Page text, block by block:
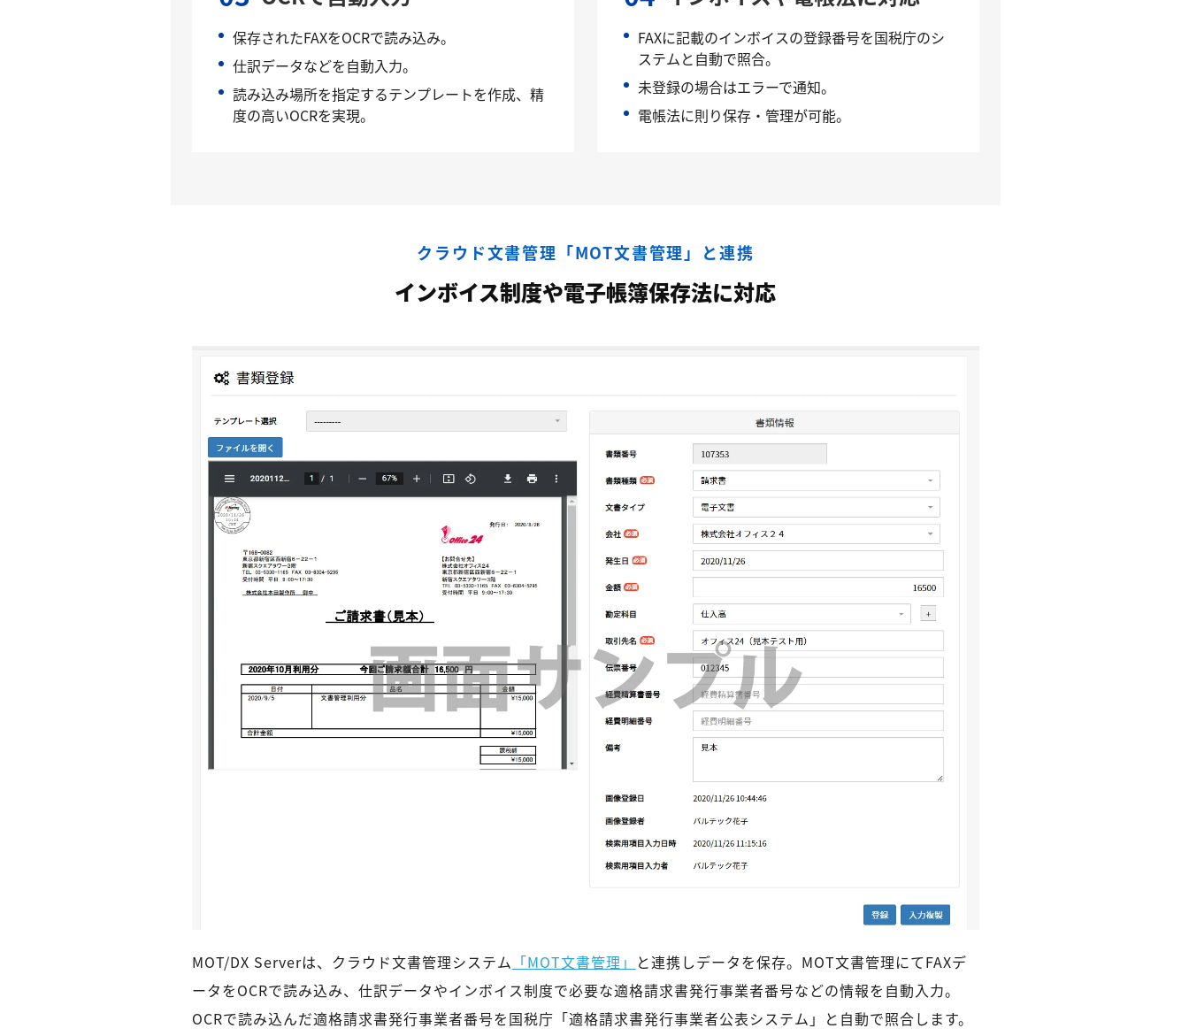
保存されたFAXをOCRで読み込み。
仕訳データなどを自動入力。
読み込み場所を指定するテンプレートを作成、精
度の高いOCRを実現。
FAXに記載のインボイスの登録番号を国税庁のシ
ステムと自動で照合。
未登録の場合はエラーで通知。
電帳法に則り保存・管理が可能。
クラウド文書管理「MOT文書管理」と連携
インボイス制度や電子帳簿保存法に対応
MOT/DX Serverは、クラウド文書管理システム 「MOT文書管理」 と連携しデータを保存。MOT文書管理にてFAXデ
ータをOCRで読み込み、仕訳データやインボイス制度で必要な適格請求書発行事業者番号などの情報を自動入力。
OCRで読み込んだ適格請求書発行事業者番号を国税庁「適格請求書発行事業者公表システム」と自動で照合します。